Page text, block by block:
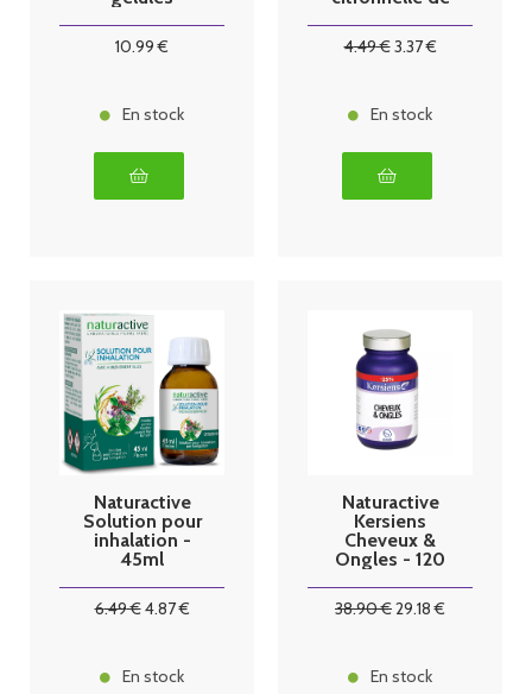
10.99 €
En stock
4.49€3.37€
En stock
Naturactive
Solution pour
inhalation -
45ml
6.49€4.87€
En stock
Naturactive
Kersiens
Cheveux &
Ongles - 120
38.90€29.18 €
En stock